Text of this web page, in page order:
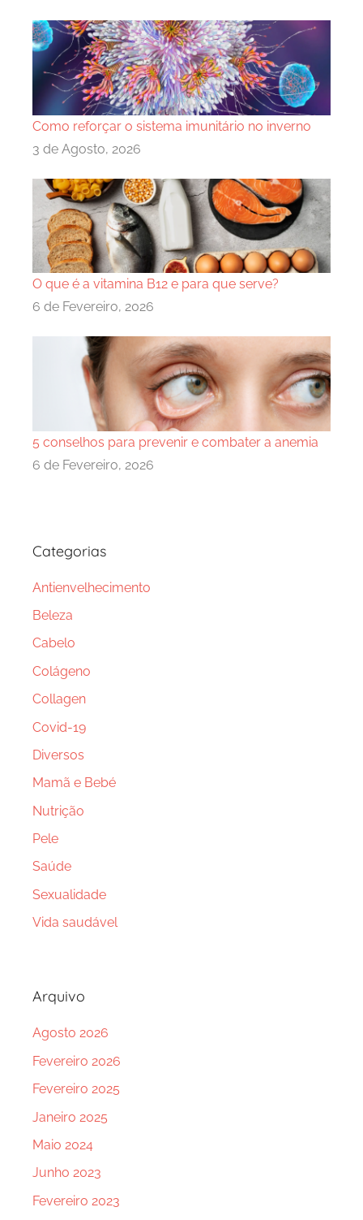
Como reforçar o sistema imunitário no inverno
3 de Agosto, 2026
O que é a vitamina B12 e para que serve?
6 de Fevereiro, 2026
5 conselhos para prevenir e combater a anemia
6 de Fevereiro, 2026
Categorias
Antienvelhecimento
Beleza
Cabelo
Colágeno
Collagen
Covid-19
Diversos
Mamã e Bebé
Nutrição
Pele
Saúde
Sexualidade
Vida saudável
Arquivo
Agosto 2026
Fevereiro 2026
Fevereiro 2025
Janeiro 2025
Maio 2024
Junho 2023
Fevereiro 2023